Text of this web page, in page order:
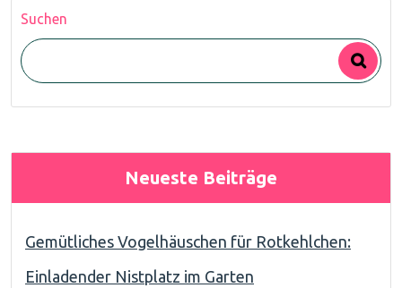
Suchen
Neueste Beiträge
Gemütliches Vogelhäuschen für Rotkehlchen:
Einladender Nistplatz im Garten